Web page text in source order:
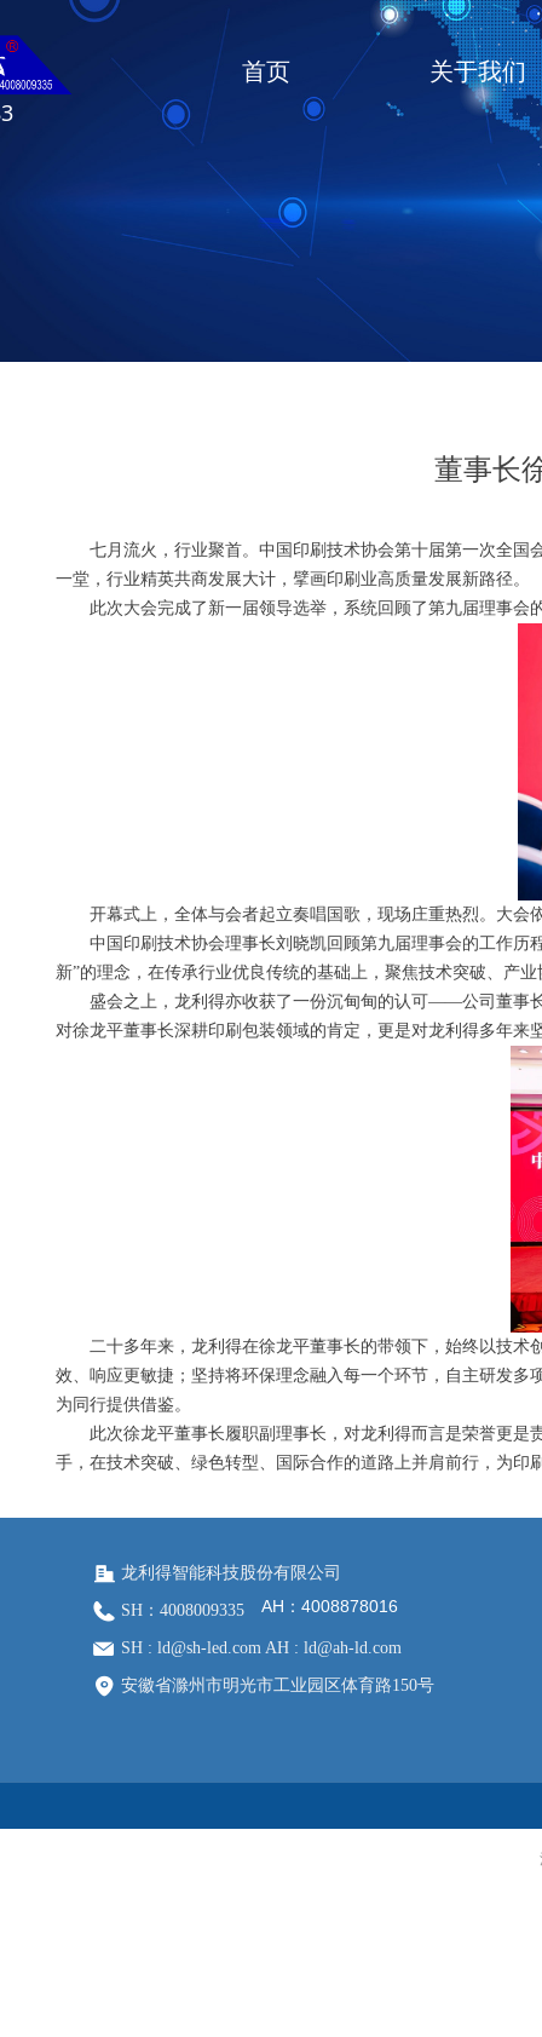
首页 关于我们
董事长
七月流火，行业聚首。中国印刷技术协会第十届第一次全国
一堂，行业精英共商发展大计，擘画印刷业高质量发展新路径。
此次大会完成了新一届领导选举，系统回顾了第九届理事会
开幕式上，全体与会者起立奏唱国歌，现场庄重热烈。大会
中国印刷技术协会理事长刘晓凯回顾第九届理事会的工作历
新”的理念，在传承行业优良传统的基础上，聚焦技术突破、产
盛会之上，龙利得亦收获了一份沉甸甸的认可——公司董事长
对徐龙平董事长深耕印刷包装领域的肯定，更是对龙利得多年来
二十多年来，龙利得在徐龙平董事长的带领下，始终以技术
效、响应更敏捷；坚持将环保理念融入每一个环节，自主研发
为同行提供借鉴。
此次徐龙平董事长履职副理事长，对龙利得而言是荣誉更是
手，在技术突破、绿色转型、国际合作的道路上并肩前行，为印
龙利得智能科技股份有限公司
SH：4008009335
SH : ld@sh-led.com AH : ld@ah-ld.com
安徽省滁州市明光市工业园区体育路150号
AH：4008878016